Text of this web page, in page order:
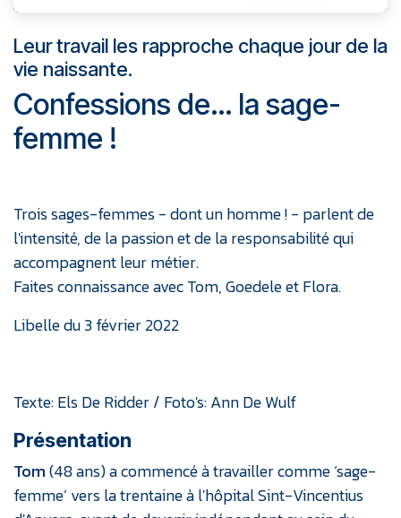
Leur travail les rapproche chaque jour de la
vie naissante.
Confessions de… la sage-
femme !
Trois sages-femmes - dont un homme ! - parlent de
l'intensité, de la passion et de la responsabilité qui
accompagnent leur métier.
Faites connaissance avec Tom, Goedele et Flora.
Libelle du 3 février 2022
Texte: Els De Ridder / Foto's: Ann De Wulf
Présentation
Tom(48 ans) a commencé à travailler comme ‘sage-
femme’ vers la trentaine à l'hôpital Sint-Vincentius